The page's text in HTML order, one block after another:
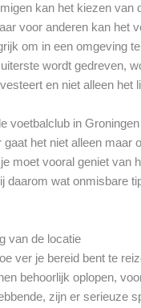
kan het kiezen van
voor anderen kan het
om in een omgeving
wordt gedreven,
en niet alleen het
voetbalclub in
gaat het niet alleen maar
moet vooral geniet van
daarom wat onmisbare
van de locatie
ver je bereid bent te
behoorlijk oplopen,
zijn er serieuze